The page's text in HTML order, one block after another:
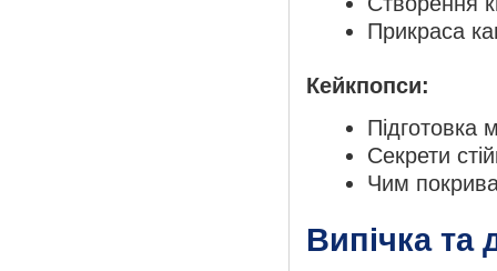
Прикраса
Кейкпопси:
Підготовка
Секрети
Чим
Випічка та